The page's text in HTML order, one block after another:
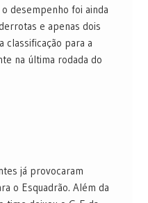
desempenho foi ainda
e apenas dois
classificação para a
na última rodada do
já provocaram
o Esquadrão. Além da